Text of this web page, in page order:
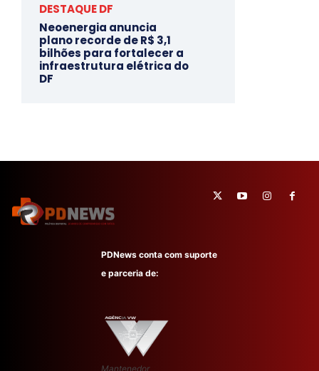
DESTAQUE DF
Neoenergia anuncia
plano recorde de R$ 3,1
bilhões para fortalecer a
infraestrutura elétrica do
DF
PDNews conta com suporte
e parceria de:
Mantenedor